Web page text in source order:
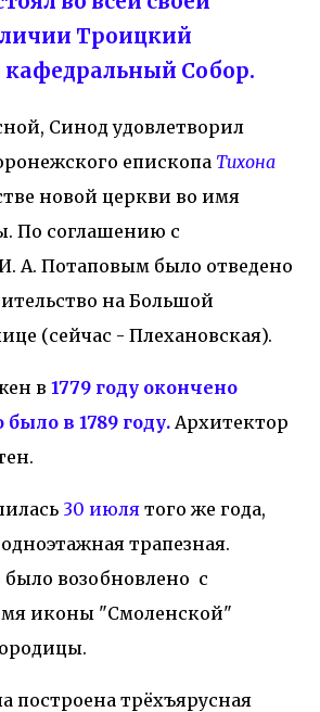
Троицкий
Собор.
Синод удовлетворил
епископа Тихона
новой церкви во имя
По соглашению с
А. Потаповым было отведено
на Большой
(сейчас - Плехановская).
в 1779 году окончено
было в 1789 году. Архитектор
30 июля того же года,
трапезная.
было возобновлено с
иконы "Смоленской"
построена трёхъярусная